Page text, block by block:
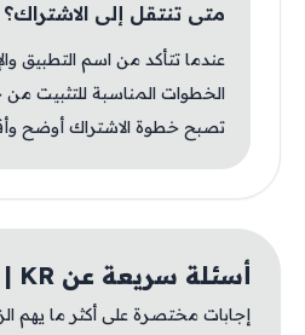
متى تنتقل إلى الاشتراك؟
عندما تتأكد من اسم التطبيق
الخطوات المناسبة للتثبيت
تصبح خطوة الاشتراك أوضح
أسئلة سريعة عن EAGLE CHETO | KR
إجابات مختصرة على أكثر ما يهم